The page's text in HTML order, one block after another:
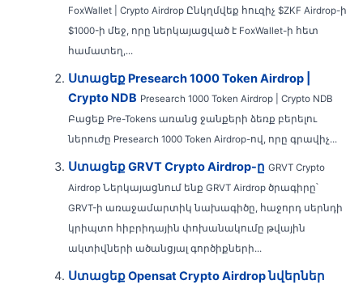
FoxWallet | Crypto Airdrop Ընկղմվեք հուզիչ $ZKF Airdrop-ի
$1000-ի մեջ, որը ներկայացված է FoxWallet-ի հետ
համատեղ,...
Ստացեք Presearch 1000 Token Airdrop |
Crypto NDB Presearch 1000 Token Airdrop | Crypto NDB
Բացեք Pre-Tokens առանց ջանքերի ձեռք բերելու
ներուժը Presearch 1000 Token Airdrop-ով, որը գրավիչ...
Ստացեք GRVT Crypto Airdrop-ը GRVT Crypto
Airdrop Ներկայացնում ենք GRVT Airdrop ծրագիրը՝
GRVT-ի առաջամարտիկ նախագիծը, հաջորդ սերնդի
կրիպտո հիբրիդային փոխանակումը թվային
ակտիվների ածանցյալ գործիքների...
Ստացեք Opensat Crypto Airdrop նվերներ